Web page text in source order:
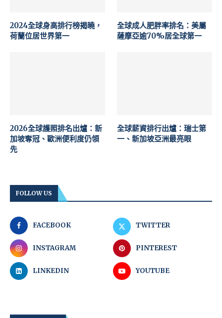
2024全球身高排行榜揭曉，
荷蘭位居世界第一
全球成人肥胖率排名：美屬
薩摩亞逾70%居全球第一
2026全球護照排名出爐：新
加坡奪冠、歐洲便利度仍領
先
全球薪資排行出爐：瑞士第
一、新加坡亞洲最亮眼
FOLLOW US
FACEBOOK TWITTER
INSTAGRAM PINTEREST
LINKEDIN YOUTUBE